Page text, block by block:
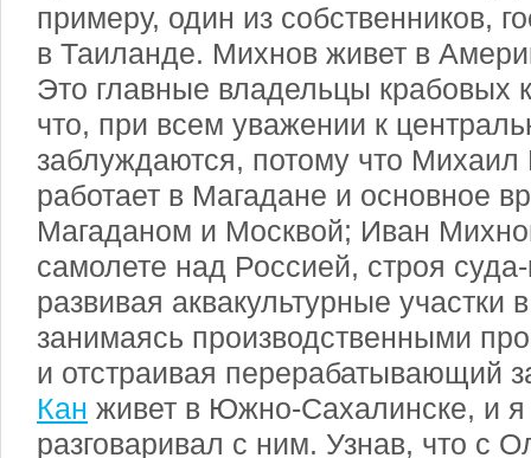
примеру, один из собственников,
в Таиланде. Михнов живет в
Это главные владельцы крабовых
что, при всем уважении к
заблуждаются, потому что Михаил
работает в Магадане и основное
Магаданом и Москвой; Иван
самолете над Россией, строя
развивая аквакультурные участки
занимаясь производственными
и отстраивая перерабатывающий
Кан живет в Южно-Сахалинске, и я
разговаривал с ним. Узнав, что с